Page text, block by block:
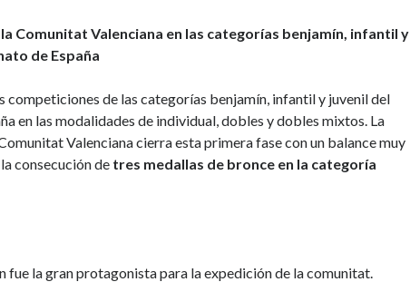
Comunitat Valenciana en las categorías benjamín, infantil y
de España
competiciones de las categorías benjamín, infantil y juvenil del
en las modalidades de individual, dobles y dobles mixtos. La
Valenciana cierra esta primera fase con un balance muy
consecución de tres medallas de bronce en la categoría
fue la gran protagonista para la expedición de la comunitat.